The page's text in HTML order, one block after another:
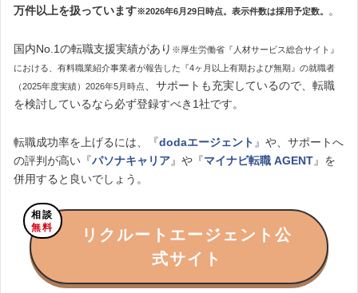
万件以上を扱っています※2026年6月29日時点。表示件数は採用予定数。 。
国内No.1の転職支援実績があり ※厚生労働省『人材サービス総合サイト』
における、有料職業紹介事業者が報告した『4ヶ月以上有期および無期』の就職者
（2025年度実績）2026年5月時点、サポートも充実しているので、転職
を検討しているなら必ず登録すべき1社です。
転職成功率を上げるには、『dodaエージェント 』や、サポートへ
の評判が高い『パソナキャリア』や『マイナビ転職 AGENT』を
併用すると良いでしょう。
相談
無料
リクルートエージェント公
式サイト